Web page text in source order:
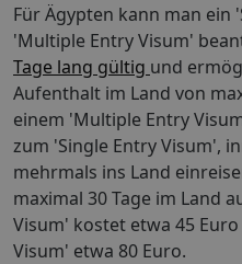
Für Ägypten kann man ein
'Multiple Entry Visum'
Tage lang gültig und
Aufenthalt im Land von
einem 'Multiple Entry
zum 'Single Entry Visum',
mehrmals ins Land
maximal 30 Tage im Land
Visum' kostet etwa 45
Visum' etwa 80 Euro.